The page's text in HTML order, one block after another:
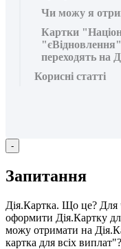
Чи можу я
Картки
переходять на
Корисні статті
-
Запитання
Дія.Картка. Що це? Для
оформити Дія.Картку дл
можу отримати на Дія.К
картка для всіх виплат"?